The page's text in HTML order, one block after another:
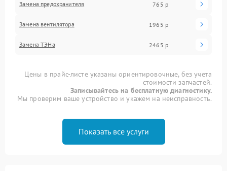
Замена предохранителя 765 р
Замена вентилятора 1965 р
Замена ТЭНа 2465 р
Цены в прайс-листе указаны ориентировочные, без учета
стоимости запчастей.
Записывайтесь на бесплатную диагностику.
Мы проверим ваше устройство и укажем на неисправность.
Показать все услуги